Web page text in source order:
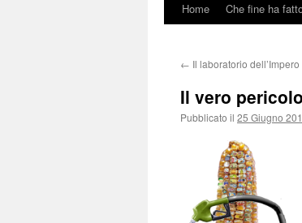
Vai
contenuto
Home Che fine ha
← Il laboratorio dell’Impero
Il vero
Pubblicato il 25 Giugno